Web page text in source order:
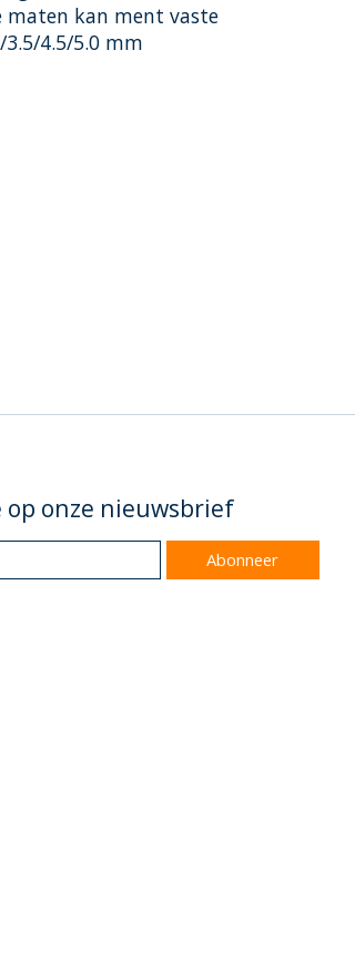
maten kan ment vaste
4.5/5.0 mm
op onze nieuwsbrief
Abonneer